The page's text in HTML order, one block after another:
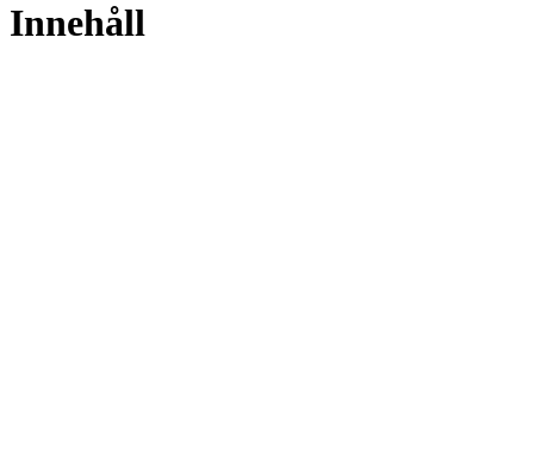
Innehåll